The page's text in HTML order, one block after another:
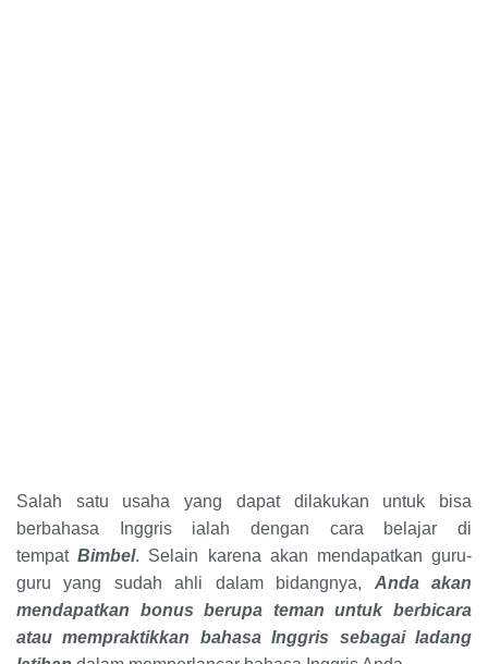
Salah satu usaha yang dapat dilakukan untuk bisa
berbahasa Inggris ialah dengan cara belajar di
tempatBimbel. Selain karena akan mendapatkan guru-
guru yang sudah ahli dalam bidangnya, Anda akan
mendapatkan bonus berupa teman untuk berbicara
atau mempraktikkan bahasa Inggris sebagai ladang